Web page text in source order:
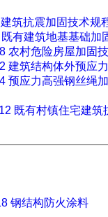
筑抗震加固技术规
有建筑地基基础加
农村危险房屋加固
建筑结构体外预应
预应力高强钢丝绳
既有村镇住宅建筑
钢结构防火涂料